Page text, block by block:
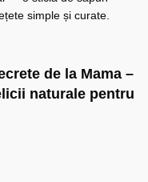
simple și curate.
de la Mama –
naturale pentru